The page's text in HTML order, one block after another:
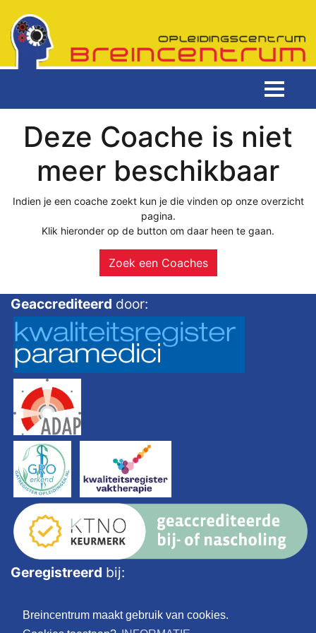
Breincentrum maakt gebruik van cookies.
Deze Coache is niet
meer beschikbaar
Indien je een coache zoekt kun je die vinden op onze overzicht
pagina.
Klik hieronder op de button om daar heen te gaan.
Zoek een Coaches
Geaccrediteerd door:
Geregistreerd bij: